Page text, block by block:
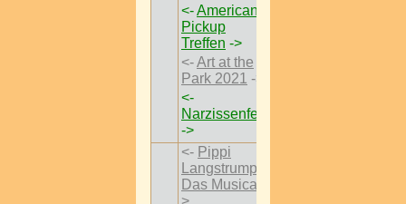
<-American
Pickup
Treffen ->
<-Art at the
Park 2021 ->
<-
Narzissenfest
->
<- Pippi
Langstrumpf -
Das Musical
>